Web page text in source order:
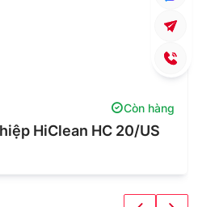
Còn hàng
HiClean HC 20/US